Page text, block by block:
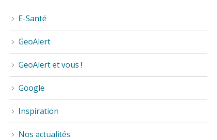
E-Santé
GeoAlert
GeoAlert et vous !
Google
Inspiration
Nos actualités